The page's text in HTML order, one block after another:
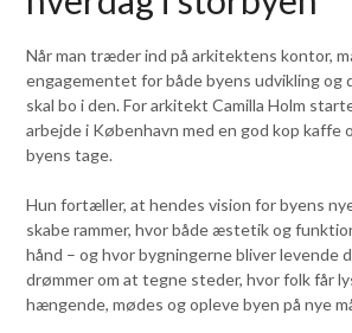
Når man træder ind på arkitektens kontor,
engagementet for både byens udvikling og
skal bo i den. For arkitekt Camilla Holm
arbejde i København med en god kop kaffe
byens tage.
Hun fortæller, at hendes vision for byens
skabe rammer, hvor både æstetik og
hånd – og hvor bygningerne bliver levende
drømmer om at tegne steder, hvor folk får
hængende, mødes og opleve byen på nye